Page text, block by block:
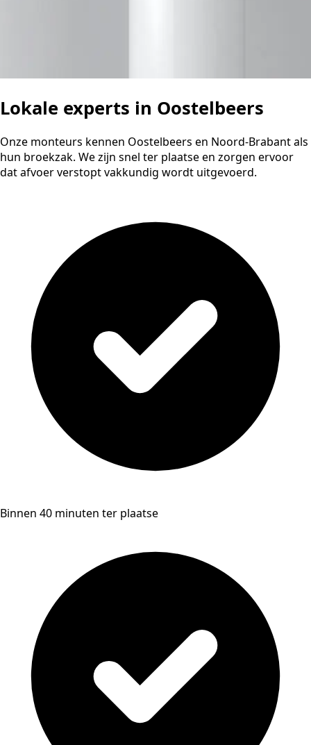
Lokale experts in Oostelbeers
Onze monteurs kennen Oostelbeers en Noord-Brabant als
hun broekzak. We zijn snel ter plaatse en zorgen ervoor
dat afvoer verstopt vakkundig wordt uitgevoerd.
Binnen 40 minuten ter plaatse